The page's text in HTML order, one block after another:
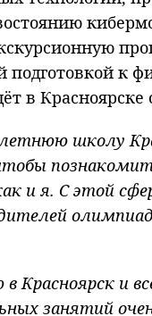
подготовкой к
в Красноярске
школу
и я. С этой
Красноярск и
занятий